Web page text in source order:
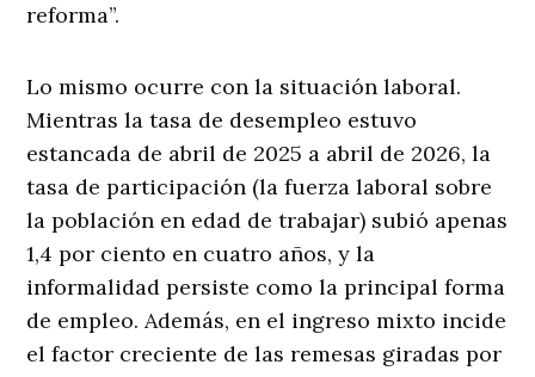
reforma”.
Lo mismo ocurre con la situación laboral.
Mientras la tasa de desempleo estuvo
estancada de abril de 2025 a abril de 2026, la
tasa de participación (la fuerza laboral sobre
la población en edad de trabajar) subió apenas
1,4 por ciento en cuatro años, y la
informalidad persiste como la principal forma
de empleo. Además, en el ingreso mixto incide
el factor creciente de las remesas giradas por